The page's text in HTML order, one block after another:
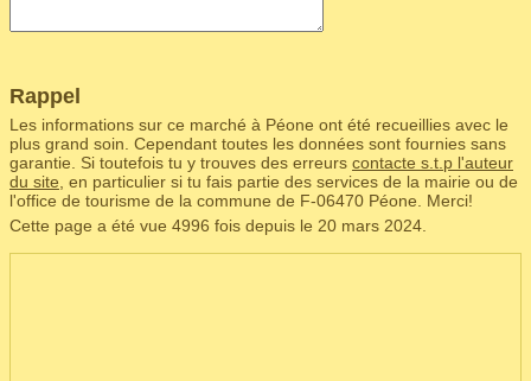
Rappel
Les informations sur ce marché à Péone ont été recueillies avec le
plus grand soin. Cependant toutes les données sont fournies sans
garantie. Si toutefois tu y trouves des erreurs contacte s.t.p l'auteur
du site , en particulier si tu fais partie des services de la mairie ou de
l'office de tourisme de la commune de F‑06470 Péone. Merci!
Cette page a été vue 4996 fois depuis le 20 mars 2024.